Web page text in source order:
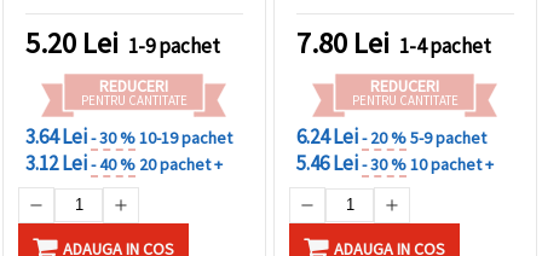
5.20 Lei 1-9 pachet
REDUCERI
PENTRU CANTITATE
3.64 Lei- 30 %10-19 pachet
3.12 Lei- 40 % 20 pachet +
ADAUGA IN COS
7.80 Lei 1-4 pachet
REDUCERI
PENTRU CANTITATE
6.24 Lei- 20 %5-9 pachet
5.46 Lei- 30 %10 pachet +
ADAUGA IN COS